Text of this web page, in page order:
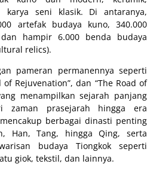
karya seni klasik. Di antaranya,
artefak budaya kuno, 340.000
hampir 6.000 benda budaya
relics).
pameran permanennya seperti
of Rejuvenation”, dan “The Road of
menampilkan sejarah panjang
zaman prasejarah hingga era
berbagai dinasti penting
Han, Tang, hingga Qing, serta
budaya Tiongkok seperti
giok, tekstil, dan lainnya.